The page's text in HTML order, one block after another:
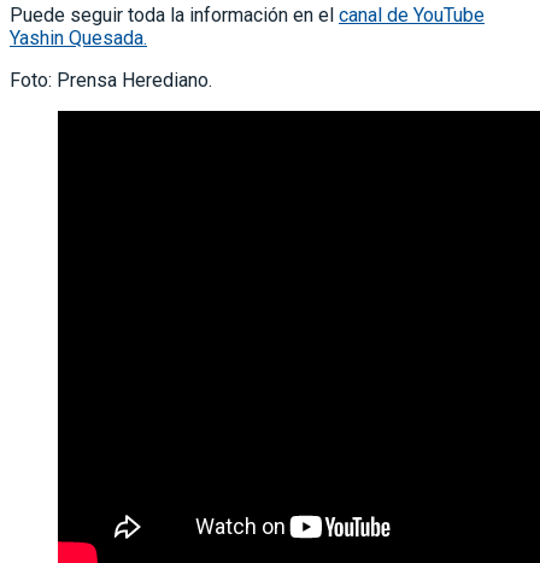
Puede seguir toda la información en el canal de YouTube
Yashin Quesada.
Foto: Prensa Herediano.